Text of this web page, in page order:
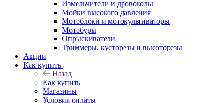
Измельчители и дровоколы
Мойки высокого давления
Мотоблоки и мотокультиваторы
Мотобуры
Опрыскиватели
Триммеры, кусторезы и высоторезы
Акции
Как купить
Назад
Как купить
Магазины
Условия оплаты